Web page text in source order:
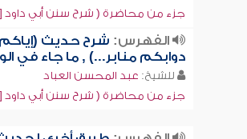
جزء من محاضرة ( شرح سنن أبي داود [292])
الفهرس: شرح حديث (إياكم
دوابكم منابر...) , ما جاء في
للشيخ: عبد المحسن العباد
جزء من محاضرة ( شرح سنن أبي داود